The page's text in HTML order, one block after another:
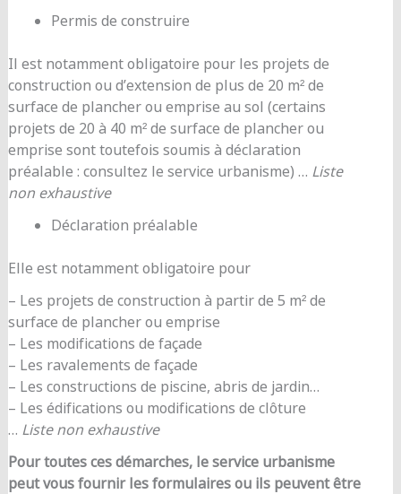
Permis de construire
Il est notamment obligatoire pour les projets de
construction ou d’extension de plus de 20 m² de
surface de plancher ou emprise au sol (certains
projets de 20 à 40 m² de surface de plancher ou
emprise sont toutefois soumis à déclaration
préalable : consultez le service urbanisme) … Liste
non exhaustive
Déclaration préalable
Elle est notamment obligatoire pour
– Les projets de construction à partir de 5 m² de
surface de plancher ou emprise
– Les modifications de façade
– Les ravalements de façade
– Les constructions de piscine, abris de jardin…
– Les édifications ou modifications de clôture
… Liste non exhaustive
Pour toutes ces démarches, le service urbanisme
peut vous fournir les formulaires ou ils peuvent être